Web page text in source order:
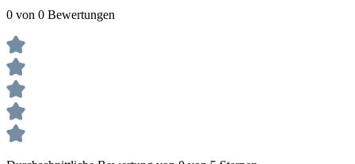
0 von 0 Bewertungen